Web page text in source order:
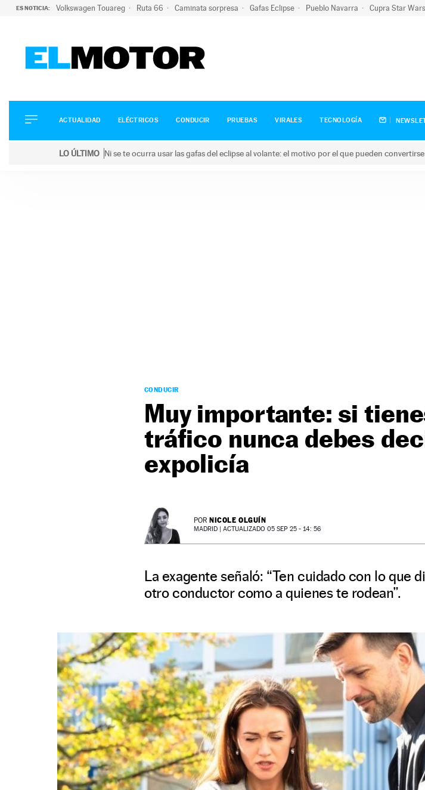
ES NOTICIA: Volkswagen Touareg Ruta 66 Caminata sorpresa Gafas Eclipse Pueblo Navarra Cupra Star Wars
ELÉCTRICOS
CONDUCIR
ACTUALIDAD ELÉCTRICOS CONDUCIR PRUEBAS VIRALES TECNOLOGÍA
LO ÚLTIMO Ni se te ocurra usar las gafas del eclipse al volante: el motivo por el que pueden
CONDUCIR
Muy importante: si
tráfico nunca debes
expolicía
POR NICOLE OLGUÍN
MADRID | ACTUALIZADO 05 SEP 25 - 14: 56
La exagente señaló: “Ten cuidado con lo que
otro conductor como a quienes te rodean”.